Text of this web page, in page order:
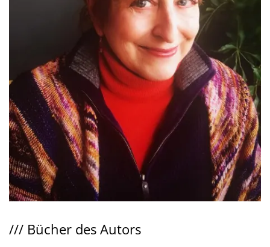
/// Bücher des Autors